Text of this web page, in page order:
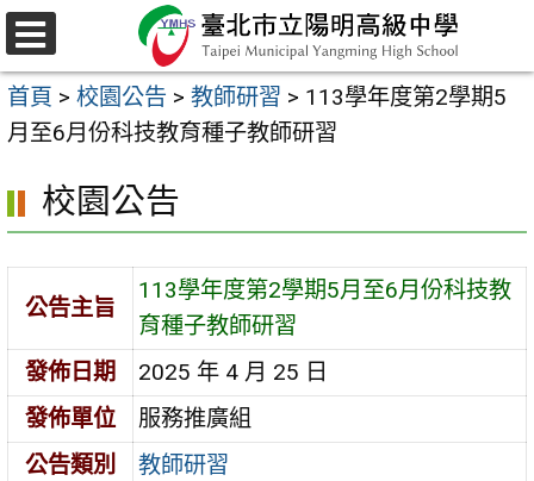
跳
至
主
要
容
區
選
單
首頁 > 校園公告 > 教師研習 > 113學年度第2學期5
月至6月份科技教育種子教師研習
校園公告
公告主旨
113學年度第2學期5月至6月份科技教
育種子教師研習
發佈日期
2025 年 4 月 25 日
發佈單位
服務推廣組
公告類別
教師研習